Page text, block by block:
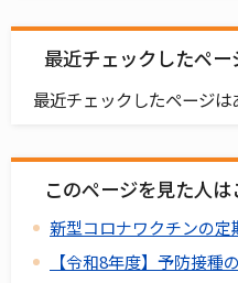
最近チェックしたペー
最近チェックしたページは
このページを見た人
新型コロナワクチンの定
【令和8年度】予防接種